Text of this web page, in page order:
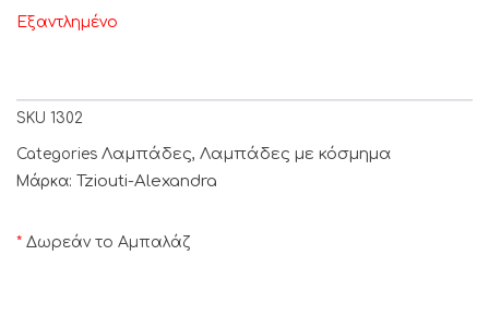
Εξαντλημένο
SKU 1302
Categories Λαμπάδες, Λαμπάδες με κόσμημα
Μάρκα: Tziouti-Alexandra
* Δωρεάν το Αμπαλάζ